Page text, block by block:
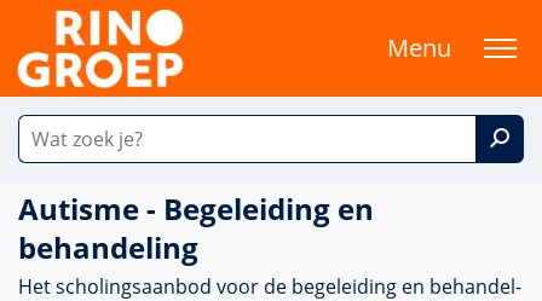
Menu
Autisme - Begeleiding en
behandeling
Het scholingsaanbod voor de bege­lei­ding en behan­del­